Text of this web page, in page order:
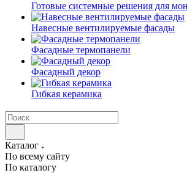
Готовые системные решения для
Навесные вентилируемые фасады
Фасадные термопанели
Фасадный декор
Гибкая керамика
Каталог
По всему сайту
По каталогу